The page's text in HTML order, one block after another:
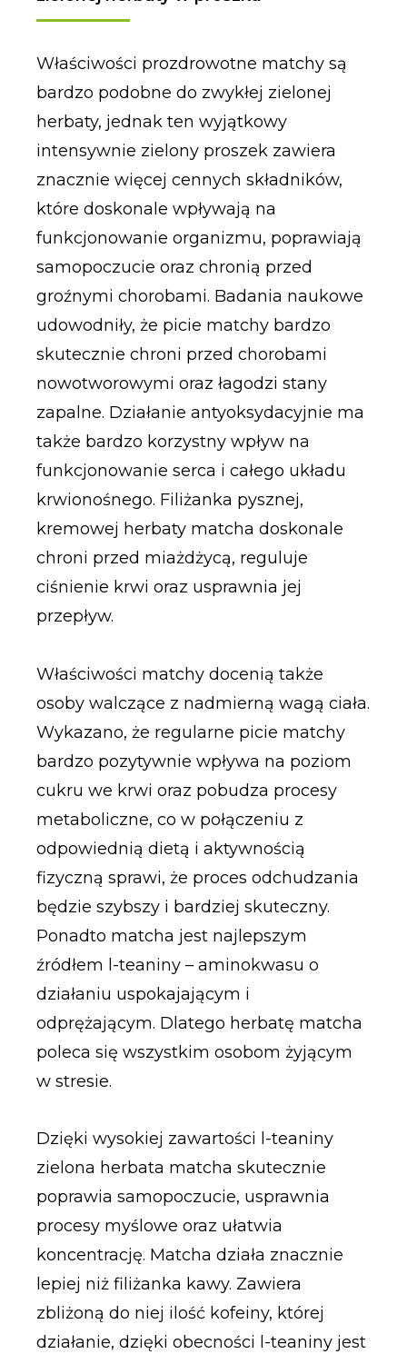
Właściwości prozdrowotne matchy są
bardzo podobne do zwykłej zielonej
herbaty, jednak ten wyjątkowy
intensywnie zielony proszek zawiera
znacznie więcej cennych składników,
które doskonale wpływają na
funkcjonowanie organizmu, poprawiają
samopoczucie oraz chronią przed
groźnymi chorobami. Badania naukowe
udowodniły, że picie matchy bardzo
skutecznie chroni przed chorobami
nowotworowymi oraz łagodzi stany
zapalne. Działanie antyoksydacyjnie ma
także bardzo korzystny wpływ na
funkcjonowanie serca i całego układu
krwionośnego. Filiżanka pysznej,
kremowej herbaty matcha doskonale
chroni przed miażdżycą, reguluje
ciśnienie krwi oraz usprawnia jej
przepływ.
Właściwości matchy docenią także
osoby walczące z nadmierną wagą ciała.
Wykazano, że regularne picie matchy
bardzo pozytywnie wpływa na poziom
cukru we krwi oraz pobudza procesy
metaboliczne, co w połączeniu z
odpowiednią dietą i aktywnością
fizyczną sprawi, że proces odchudzania
będzie szybszy i bardziej skuteczny.
Ponadto matcha jest najlepszym
źródłem l-teaniny – aminokwasu o
działaniu uspokajającym i
odprężającym. Dlatego herbatę matcha
poleca się wszystkim osobom żyjącym
w stresie.
Dzięki wysokiej zawartości l-teaniny
zielona herbata matcha skutecznie
poprawia samopoczucie, usprawnia
procesy myślowe oraz ułatwia
koncentrację. Matcha działa znacznie
lepiej niż filiżanka kawy. Zawiera
zbliżoną do niej ilość kofeiny, której
działanie, dzięki obecności l-teaniny jest